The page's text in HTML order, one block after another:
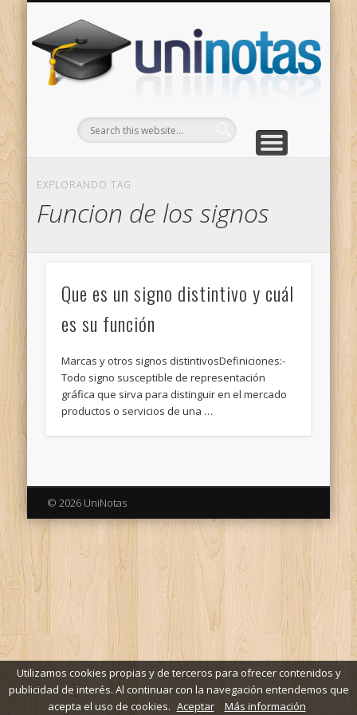
EXPLORANDO TAG
Funcion de los signos
Que es un signo distintivo y cuál
es su función
Marcas y otros signos distintivosDefiniciones:-
Todo signo susceptible de representación
gráfica que sirva para distinguir en el mercado
productos o servicios de una …
© 2026 UniNotas
Utilizamos cookies propias y de terceros para ofrecer contenidos y
publicidad de interés. Al continuar con la navegación entendemos que
acepta el uso de cookies. Aceptar Más información